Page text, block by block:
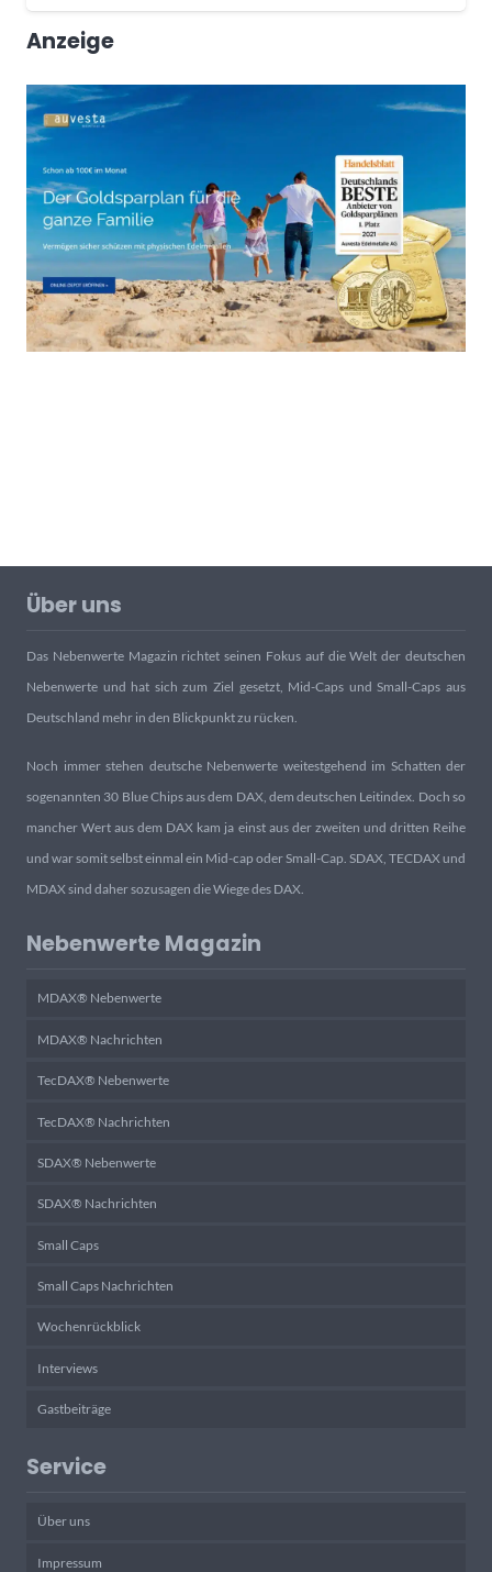
Anzeige
Über uns
Das Nebenwerte Magazin richtet seinen Fokus auf die Welt der deutschen
Nebenwerte und hat sich zum Ziel gesetzt, Mid-Caps und Small-Caps aus
Deutschland mehr in den Blickpunkt zu rücken.
Noch immer stehen deutsche Nebenwerte weitestgehend im Schatten der
sogenannten 30 Blue Chips aus dem DAX, dem deutschen Leitindex. Doch so
mancher Wert aus dem DAX kam ja einst aus der zweiten und dritten Reihe
und war somit selbst einmal ein Mid-cap oder Small-Cap. SDAX, TECDAX und
MDAX sind daher sozusagen die Wiege des DAX.
Nebenwerte Magazin
MDAX® Nebenwerte
MDAX® Nachrichten
TecDAX® Nebenwerte
TecDAX® Nachrichten
SDAX® Nebenwerte
SDAX® Nachrichten
Small Caps
Small Caps Nachrichten
Wochenrückblick
Interviews
Gastbeiträge
Service
Über uns
Impressum